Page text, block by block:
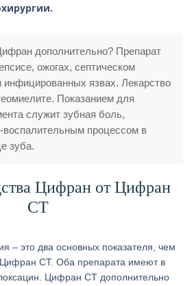
дополнительно? Препарат
ожогах, септическом
инфицированных язвах. Лекарство
Показанием для
служит зубная боль,
воспалительным процессом в
зуба.
Цифран от Цифран
СТ
– это два основных показателя, чем
СТ. Оба препарата имеют в
Цифран СТ дополнительно